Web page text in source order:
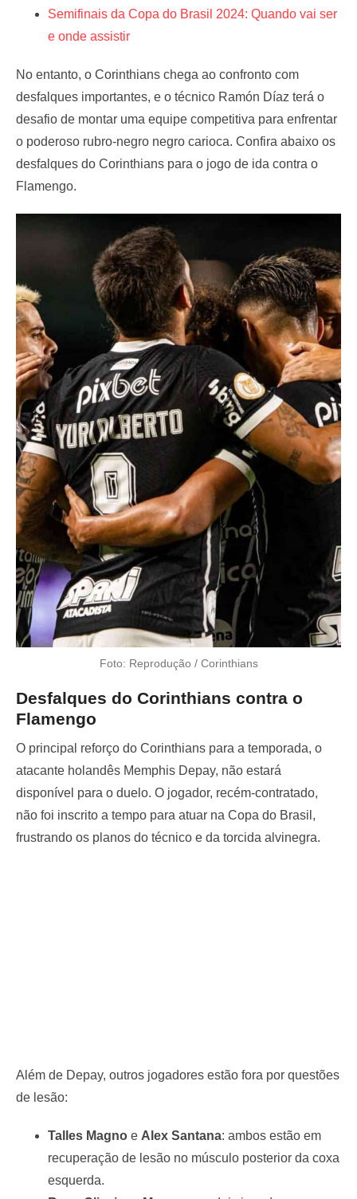
Semifinais da Copa do Brasil 2024: Quando vai ser
e onde assistir
No entanto, o Corinthians chega ao confronto com
desfalques importantes, e o técnico Ramón Díaz terá o
desafio de montar uma equipe competitiva para enfrentar
o poderoso rubro-negro negro carioca. Confira abaixo os
desfalques do Corinthians para o jogo de ida contra o
Flamengo.
Foto: Reprodução / Corinthians
Desfalques do Corinthians contra o
Flamengo
O principal reforço do Corinthians para a temporada, o
atacante holandês Memphis Depay, não estará
disponível para o duelo. O jogador, recém-contratado,
não foi inscrito a tempo para atuar na Copa do Brasil,
frustrando os planos do técnico e da torcida alvinegra.
Além de Depay, outros jogadores estão fora por questões
de lesão:
Talles Magno e Alex Santana: ambos estão em
recuperação de lesão no músculo posterior da coxa
esquerda.